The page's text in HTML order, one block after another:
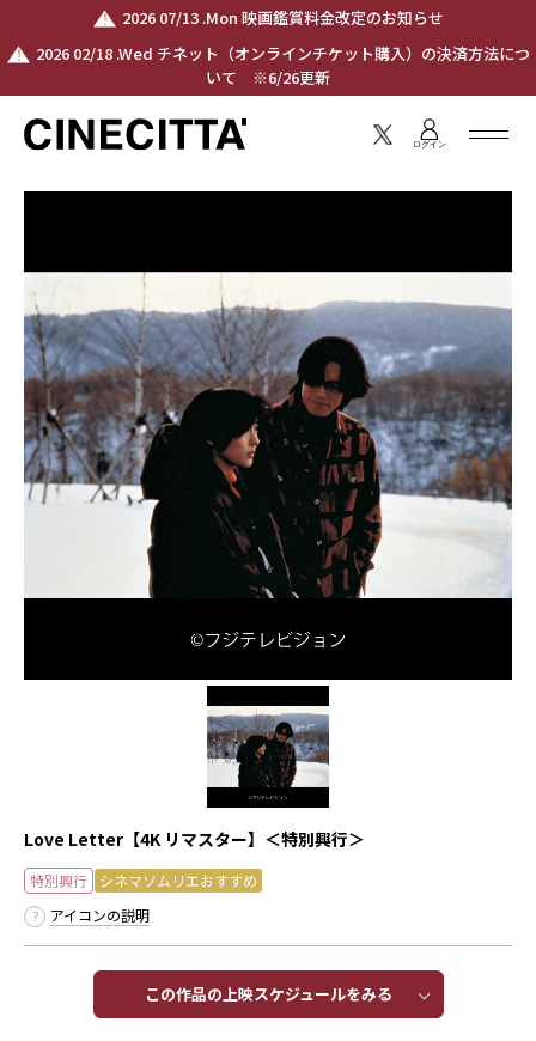
2026 07/13 .Mon 映画鑑賞料金改定のお知らせ
2026 02/18 .Wed チネット（オンラインチケット購入）の決済方法につ
いて ※6/26更新
ログイン
Love Letter【4K リマスター】＜特別興行＞
特別興行
シネマソムリエおすすめ
アイコンの説明
この作品の上映スケジュールをみる​​